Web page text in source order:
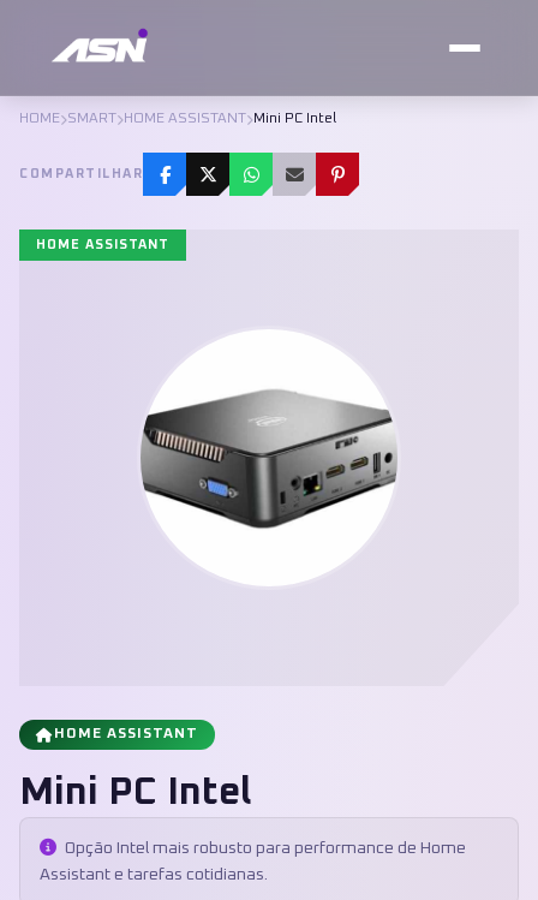
HOME SMART HOME ASSISTANT Mini PC Intel
COMPARTILHAR
HOME ASSISTANT
HOME ASSISTANT
Mini PC Intel
Opção Intel mais robusto para performance de Home
Assistant e tarefas cotidianas.